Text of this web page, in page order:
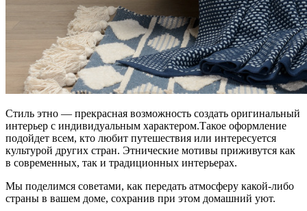
Стиль этно — прекрасная возможность создать оригинальный
интерьер с индивидуальным характером.Такое оформление
подойдет всем, кто любит путешествия или интересуется
культурой других стран. Этнические мотивы приживутся как
в современных, так и традиционных интерьерах.
Мы поделимся советами, как передать атмосферу какой-либо
страны в вашем доме, сохранив при этом домашний уют.